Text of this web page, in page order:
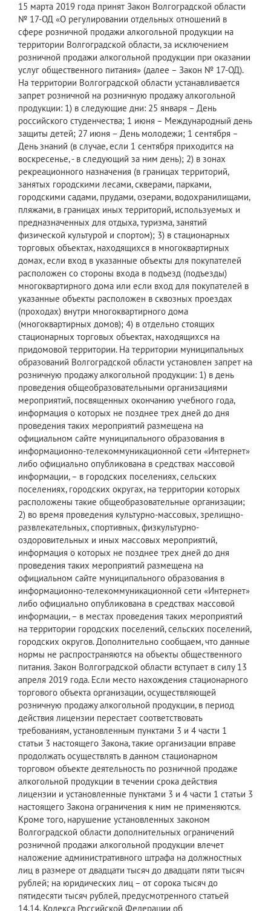
15 марта 2019 года принят Закон Волгоградской области
№ 17-ОД «О регулировании отдельных отношений в
сфере розничной продажи алкогольной продукции на
территории Волгоградской области, за исключением
розничной продажи алкогольной продукции при оказании
услуг общественного питания» (далее – Закон № 17-ОД).
На территории Волгоградской области устанавливается
запрет розничной на розничную продажу алкогольной
продукции: 1) в следующие дни: 25 января – День
российского студенчества; 1 июня – Международный день
защиты детей; 27 июня – День молодежи; 1 сентября –
День знаний (в случае, если 1 сентября приходится на
воскресенье, - в следующий за ним день); 2) в зонах
рекреационного назначения (в границах территорий,
занятых городскими лесами, скверами, парками,
городскими садами, прудами, озерами, водохранилищами,
пляжами, в границах иных территорий, используемых и
предназначенных для отдыха, туризма, занятий
физической культурой и спортом); 3) в стационарных
торговых объектах, находящихся в многоквартирных
домах, если вход в указанные объекты для покупателей
расположен со стороны входа в подъезд (подъезды)
многоквартирного дома или если вход для покупателей в
указанные объекты расположен в сквозных проездах
(проходах) внутри многоквартирного дома
(многоквартирных домов); 4) в отдельно стоящих
стационарных торговых объектах, находящихся на
придомовой территории. На территории муниципальных
образований Волгоградской области установлен запрет на
розничную продажу алкогольной продукции: 1) в день
проведения общеобразовательными организациями
мероприятий, посвященных окончанию учебного года,
информация о которых не позднее трех дней до дня
проведения таких мероприятий размещена на
официальном сайте муниципального образования в
информационно-телекоммуникационной сети «Интернет»
либо официально опубликована в средствах массовой
информации, – в городских поселениях, сельских
поселениях, городских округах, на территории которых
расположены такие общеобразовательные организации;
2) во время проведения культурно-массовых, зрелищно-
развлекательных, спортивных, физкультурно-
оздоровительных и иных массовых мероприятий,
информация о которых не позднее трех дней до дня
проведения таких мероприятий размещена на
официальном сайте муниципального образования в
информационно-телекоммуникационной сети «Интернет»
либо официально опубликована в средствах массовой
информации, – в местах проведения таких мероприятий
на территории городских поселений, сельских поселений,
городских округов. Дополнительно сообщаем, что данные
нормы не распространяются на объекты общественного
питания. Закон Волгоградской области вступает в силу 13
апреля 2019 года. Если место нахождения стационарного
торгового объекта организации, осуществляющей
розничную продажу алкогольной продукции, в период
действия лицензии перестает соответствовать
требованиям, установленным пунктами 3 и 4 части 1
статьи 3 настоящего Закона, такие организации вправе
продолжать осуществлять в данном стационарном
торговом объекте деятельность по розничной продаже
алкогольной продукции в течении срока действия
лицензии и установленные пунктами 3 и 4 части 1 статьи 3
настоящего Закона ограничения к ним не применяются.
Кроме того, нарушение установленных законом
Волгоградской области дополнительных ограничений
розничной продажи алкогольной продукции влечет
наложение административного штрафа на должностных
лиц в размере от двадцати тысяч до двадцати пяти тысяч
рублей; на юридических лиц – от сорока тысяч до
пятидесяти тысяч рублей, предусмотренного статьей
14.14. Кодекса Российской Федерации об